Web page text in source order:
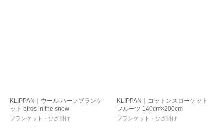
KLIPPAN｜ウール ハーフブランケ
ット birds in the snow
ブランケット・ひざ掛け
KLIPPAN｜コットンスローケット
フルーツ 140cm×200cm
ブランケット・ひざ掛け